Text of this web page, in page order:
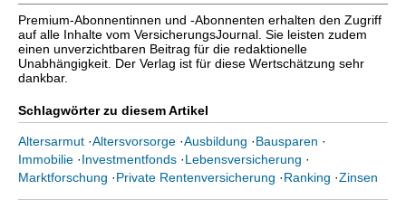
Premium-Abonnentinnen und -Abonnenten erhalten den Zugriff
auf alle Inhalte vom VersicherungsJournal. Sie leisten zudem
einen unverzichtbaren Beitrag für die redaktionelle
Unabhängigkeit. Der Verlag ist für diese Wertschätzung sehr
dankbar.
Schlagwörter zu diesem Artikel
Altersarmut ·Altersvorsorge ·Ausbildung ·Bausparen ·
Immobilie ·Investmentfonds ·Lebensversicherung ·
Marktforschung ·Private Rentenversicherung ·Ranking ·Zinsen